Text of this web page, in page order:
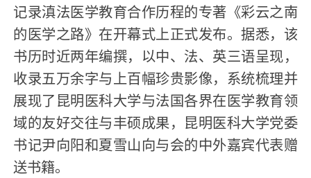
记录滇法医学教育合作历程的专著《彩云之南
的医学之路》在开幕式上正式发布。据悉，该
书历时近两年编撰，以中、法、英三语呈现，
收录五万余字与上百幅珍贵影像，系统梳理并
展现了昆明医科大学与法国各界在医学教育领
域的友好交往与丰硕成果，昆明医科大学党委
书记尹向阳和夏雪山向与会的中外嘉宾代表赠
送书籍。